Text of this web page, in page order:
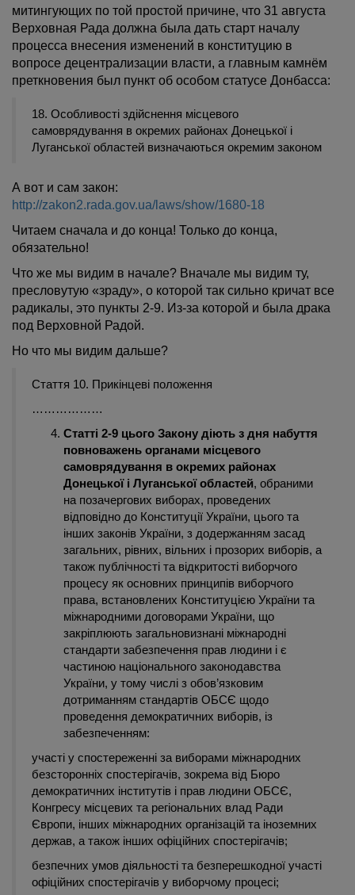
митингующих по той простой причине, что 31 августа
Верховная Рада должна была дать старт началу
процесса внесения изменений в конституцию в
вопросе децентрализации власти, а главным камнём
преткновения был пункт об особом статусе Донбасса:
18. Особливості здійснення місцевого
самоврядування в окремих районах Донецької і
Луганської областей визначаються окремим законом
А вот и сам закон:
http://zakon2.rada.gov.ua/laws/show/1680-18
Читаем сначала и до конца! Только до конца,
обязательно!
Что же мы видим в начале? Вначале мы видим ту,
пресловутую «зраду», о которой так сильно кричат все
радикалы, это пункты 2-9. Из-за которой и была драка
под Верховной Радой.
Но что мы видим дальше?
Стаття 10. Прикінцеві положення
………………
Статті 2-9 цього Закону діють з дня набуття
повноважень органами місцевого
самоврядування в окремих районах
Донецької і Луганської областей, обраними
на позачергових виборах, проведених
відповідно до Конституції України, цього та
інших законів України, з додержанням засад
загальних, рівних, вільних і прозорих виборів, а
також публічності та відкритості виборчого
процесу як основних принципів виборчого
права, встановлених Конституцією України та
міжнародними договорами України, що
закріплюють загальновизнані міжнародні
стандарти забезпечення прав людини і є
частиною національного законодавства
України, у тому числі з обов’язковим
дотриманням стандартів ОБСЄ щодо
проведення демократичних виборів, із
забезпеченням:
участі у спостереженні за виборами міжнародних
безсторонніх спостерігачів, зокрема від Бюро
демократичних інститутів і прав людини ОБСЄ,
Конгресу місцевих та регіональних влад Ради
Європи, інших міжнародних організацій та іноземних
держав, а також інших офіційних спостерігачів;
безпечних умов діяльності та безперешкодної участі
офіційних спостерігачів у виборчому процесі;